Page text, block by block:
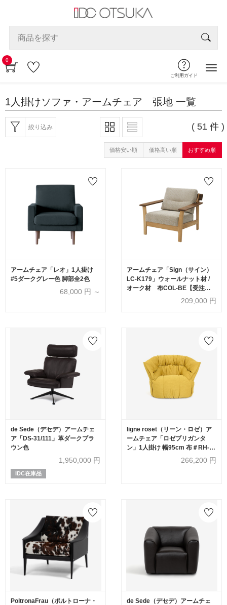
0
ご利用ガイド
1人掛けソファ・アームチェア 張地 一覧
絞り込み ( 51 件 )
価格安い順 価格高い順 おすすめ順
アームチェア「レオ」1人掛け
#5ダークグレー色 脚部全2色
68,000 円 ～
アームチェア「Sign（サイン）
LC-K179」ウォールナット材 /
オーク材 布COL-BE【受注生
209,000 円
de Sede（デセデ）アームチェ
ア「DS-31/111」革ダークブラ
ウン色
1,950,000 円
IDC在庫品
ligne roset（リーン・ロゼ）ア
ームチェア「ロゼブリガンタ
ン」1人掛け 幅95cm 布＃RH-
266,200 円
PoltronaFrau（ポルトローナ・
de Sede（デセデ）アームチェ